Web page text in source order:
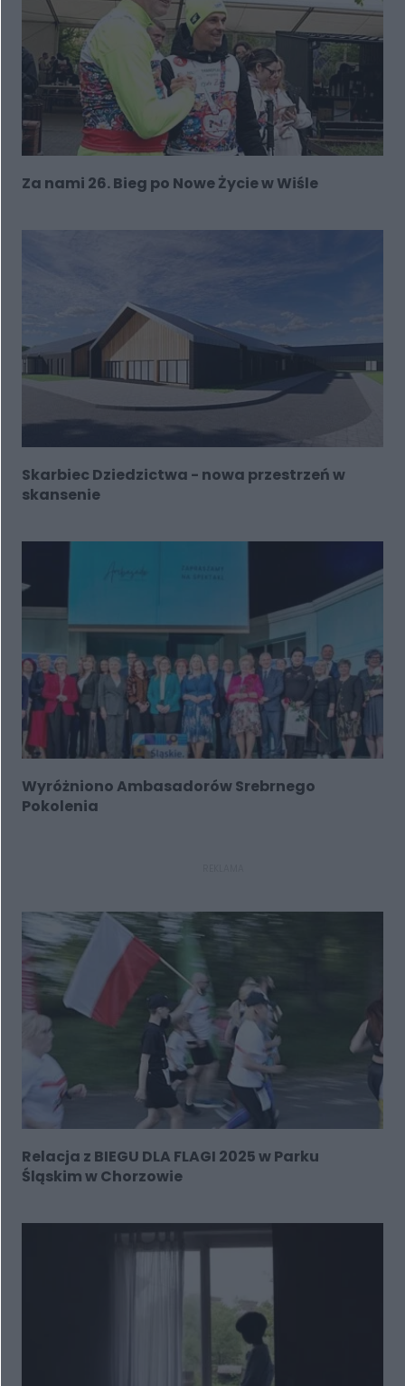
Za nami 26. Bieg po Nowe Życie w Wiśle
Skarbiec Dziedzictwa - nowa przestrzeń w
skansenie
Wyróżniono Ambasadorów Srebrnego
Pokolenia
Relacja z BIEGU DLA FLAGI 2025 w Parku
Śląskim w Chorzowie